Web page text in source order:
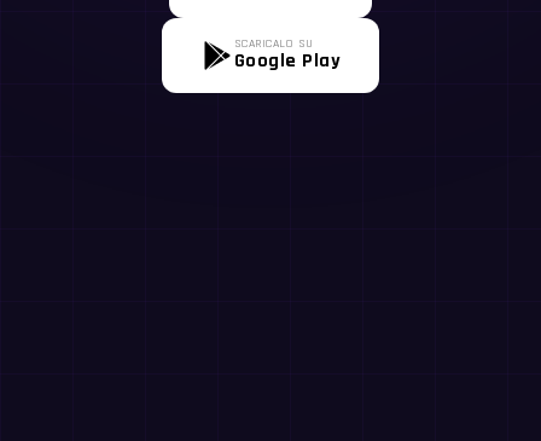
SCARICALO SU
Google Play